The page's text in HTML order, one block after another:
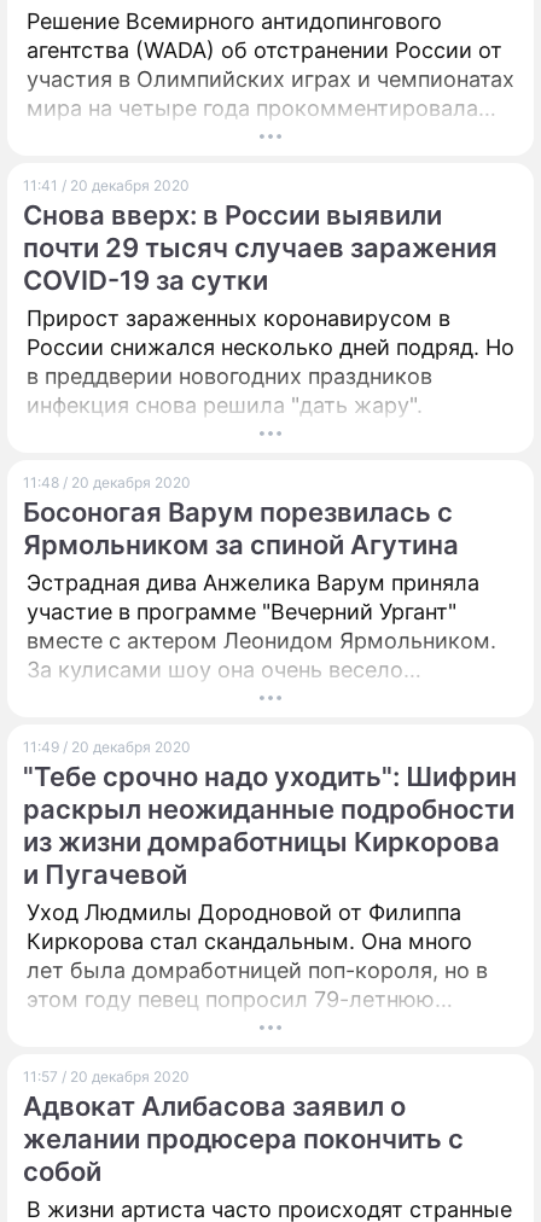
Решение Всемирного антидопингового
агентства (WADA) об отстранении России от
участия в Олимпийских играх и чемпионатах
мира на четыре года прокомментировала
журналистка Тина Канделаки. Она выразила
11:41 / 20 декабря 2020
Снова вверх: в России выявили
почти 29 тысяч случаев заражения
COVID-19 за сутки
Прирост зараженных коронавирусом в
России снижался несколько дней подряд. Но
в преддверии новогодних праздников
инфекция снова решила "дать жару".
11:48 / 20 декабря 2020
Босоногая Варум порезвилась с
Ярмольником за спиной Агутина
Эстрадная дива Анжелика Варум приняла
участие в программе "Вечерний Ургант"
вместе с актером Леонидом Ярмольником.
За кулисами шоу она очень весело
проводила время с напарником.
11:49 / 20 декабря 2020
"Тебе срочно надо уходить": Шифрин
раскрыл неожиданные подробности
из жизни домработницы Киркорова
и Пугачевой
Уход Людмилы Дородновой от Филиппа
Киркорова стал скандальным. Она много
лет была домработницей поп-короля, но в
этом году певец попросил 79-летнюю
женщину покинуть его дом.
11:57 / 20 декабря 2020
Адвокат Алибасова заявил о
желании продюсера покончить с
собой
В жизни артиста часто происходят странные